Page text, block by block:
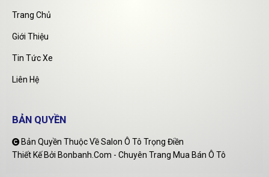
Trang Chủ
Giới Thiệu
Tin Tức Xe
Liên Hệ
BẢN QUYỀN
Bản Quyền Thuộc Về Salon Ô Tô Trọng Điền
Thiết Kế Bởi Bonbanh.com - Chuyên Trang Mua Bán Ô Tô